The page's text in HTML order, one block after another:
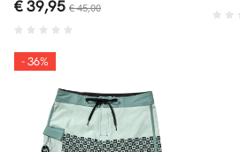
€ 39,95 € 45,00
- 36%